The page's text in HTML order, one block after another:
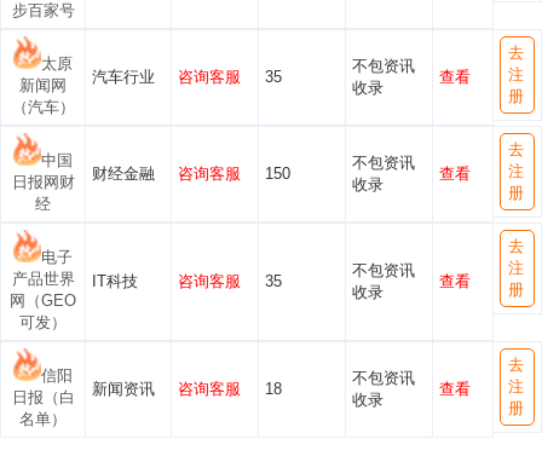
步百家号
太原
新闻网
（汽车）
汽车行业 咨询客服 35
不包资讯
收录
查看
去
注
册
中国
日报网财
经
财经金融 咨询客服 150
不包资讯
收录
查看
去
注
册
电子
产品世界
网（GEO
可发）
IT科技 咨询客服 35
不包资讯
收录
查看
去
注
册
信阳
日报（白
名单）
新闻资讯 咨询客服 18
不包资讯
收录
查看
去
注
册